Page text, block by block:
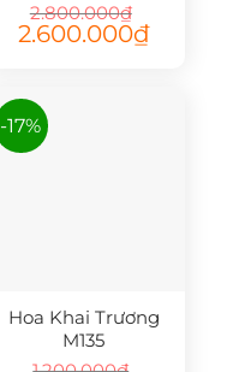
2.800.000₫
Giá
gốc
2.600.000₫Giá
-17%
Hoa Khai Trương
M135